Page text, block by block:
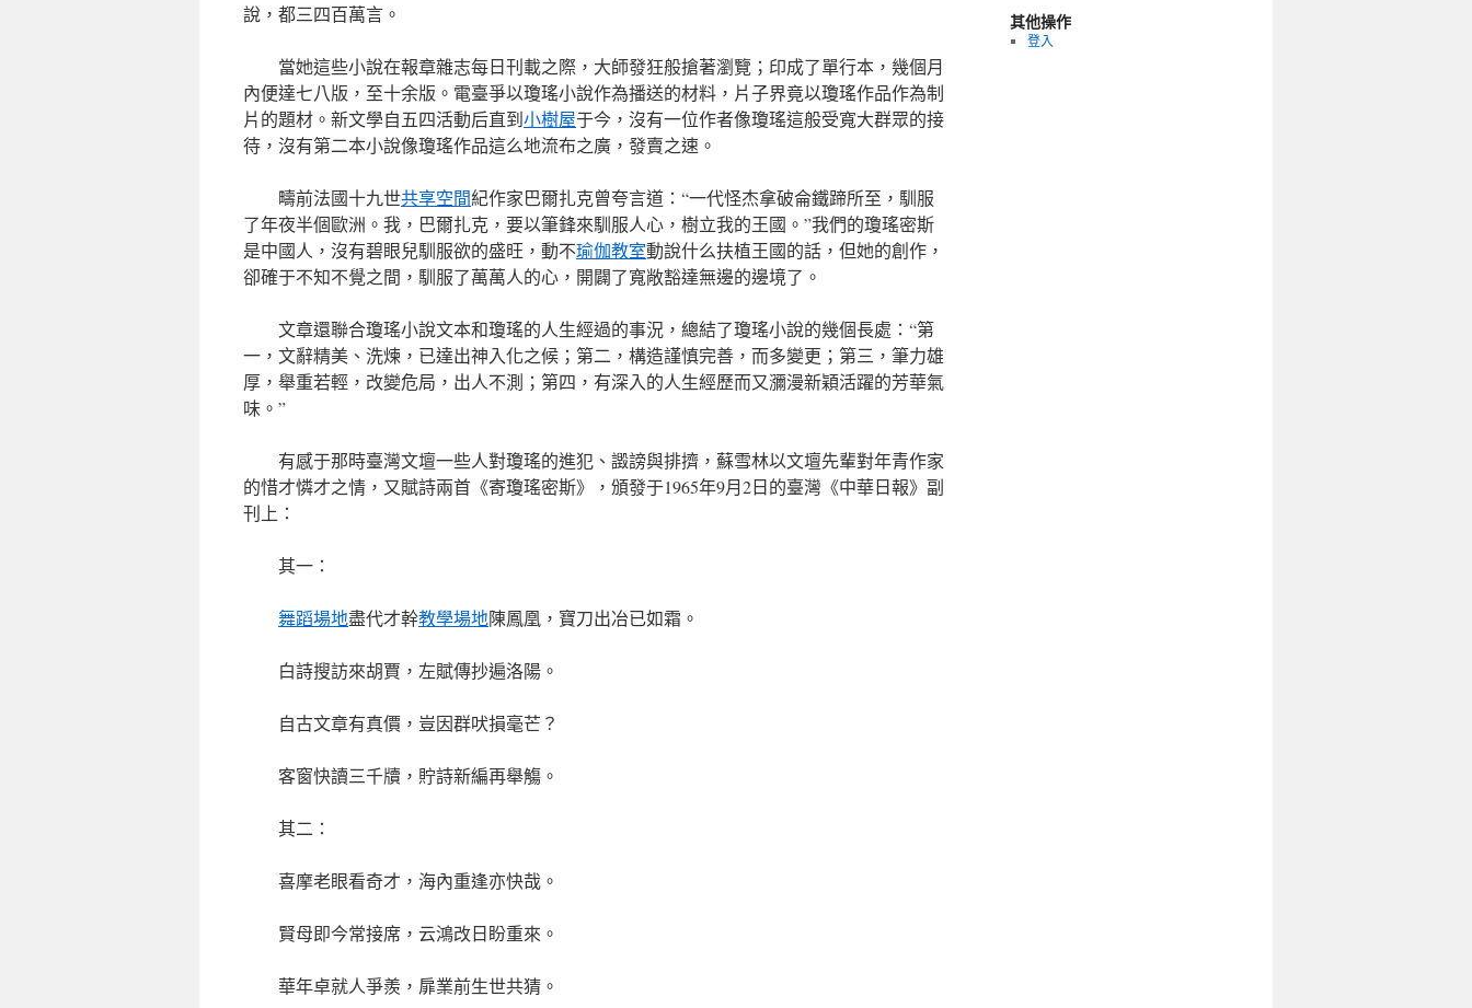
說，都三四百萬言。
當她這些小說在報章雜志每日刊載之際，大師發狂般搶著瀏覽；印成了單行本，幾個月
內便達七八版，至十余版。電臺爭以瓊瑤小說作為播送的材料，片子界竟以瓊瑤作品作為制
片的題材。新文學自五四活動后直到小樹屋于今，沒有一位作者像瓊瑤這般受寬大群眾的接
待，沒有第二本小說像瓊瑤作品這么地流布之廣，發賣之速。
疇前法國十九世共享空間紀作家巴爾扎克曾夸言道：“一代怪杰拿破侖鐵蹄所至，馴服
了年夜半個歐洲。我，巴爾扎克，要以筆鋒來馴服人心，樹立我的王國。”我們的瓊瑤密斯
是中國人，沒有碧眼兒馴服欲的盛旺，動不瑜伽教室動說什么扶植王國的話，但她的創作，
卻確于不知不覺之間，馴服了萬萬人的心，開闢了寬敞豁達無邊的邊境了。
文章還聯合瓊瑤小說文本和瓊瑤的人生經過的事況，總結了瓊瑤小說的幾個長處：“第
一，文辭精美、洗煉，已達出神入化之候；第二，構造謹慎完善，而多變更；第三，筆力雄
厚，舉重若輕，改變危局，出人不測；第四，有深入的人生經歷而又瀰漫新穎活躍的芳華氣
味。”
有感于那時臺灣文壇一些人對瓊瑤的進犯、譭謗與排擠，蘇雪林以文壇先輩對年青作家
的惜才憐才之情，又賦詩兩首《寄瓊瑤密斯》，頒發于1965年9月2日的臺灣《中華日報》副
刊上：
其一：
舞蹈場地盡代才幹教學場地陳鳳凰，寶刀出冶已如霜。
白詩搜訪來胡賈，左賦傳抄遍洛陽。
自古文章有真價，豈因群吠損毫芒？
客窗快讀三千牘，貯詩新編再舉觴。
其二：
喜摩老眼看奇才，海內重逢亦快哉。
賢母即今常接席，云鴻改日盼重來。
華年卓就人爭羨，扉業前生世共猜。
其他操作
登入